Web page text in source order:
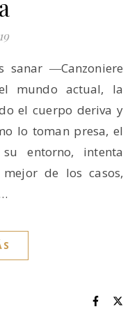
mundo actual, la
el cuerpo deriva y
lo toman presa, el
entorno, intenta
de los casos,